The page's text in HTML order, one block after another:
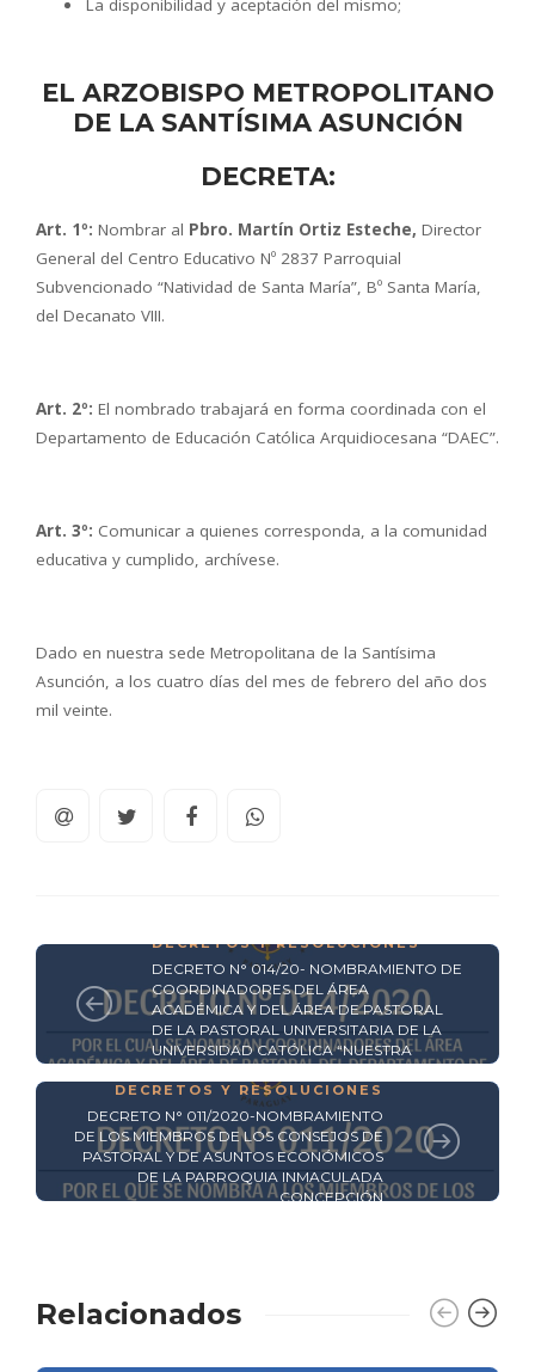
La disponibilidad y aceptación del mismo;
EL ARZOBISPO METROPOLITANO
DE LA SANTÍSIMA ASUNCIÓN
DECRETA:
Art. 1º: Nombrar al Pbro. Martín Ortiz Esteche, Director
General del Centro Educativo Nº 2837 Parroquial
Subvencionado “Natividad de Santa María”, Bº Santa María,
del Decanato VIII.
Art. 2º: El nombrado trabajará en forma coordinada con el
Departamento de Educación Católica Arquidiocesana “DAEC”.
Art. 3º: Comunicar a quienes corresponda, a la comunidad
educativa y cumplido, archívese.
Dado en nuestra sede Metropolitana de la Santísima
Asunción, a los cuatro días del mes de febrero del año dos
mil veinte.
DECRETOS Y RESOLUCIONES
DECRETO N° 014/20- NOMBRAMIENTO DE
COORDINADORES DEL ÁREA
ACADÉMICA Y DEL ÁREA DE PASTORAL
DE LA PASTORAL UNIVERSITARIA DE LA
UNIVERSIDAD CATÓLICA “NUESTRA
DECRETOS Y RESOLUCIONES
DECRETO N° 011/2020-NOMBRAMIENTO
DE LOS MIEMBROS DE LOS CONSEJOS DE
PASTORAL Y DE ASUNTOS ECONÓMICOS
DE LA PARROQUIA INMACULADA
CONCEPCIÓN
Relacionados